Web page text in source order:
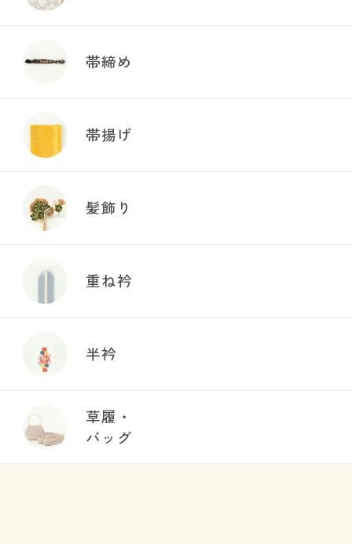
帯締め
帯揚げ
髪飾り
重ね衿
半衿
草履・
バッグ